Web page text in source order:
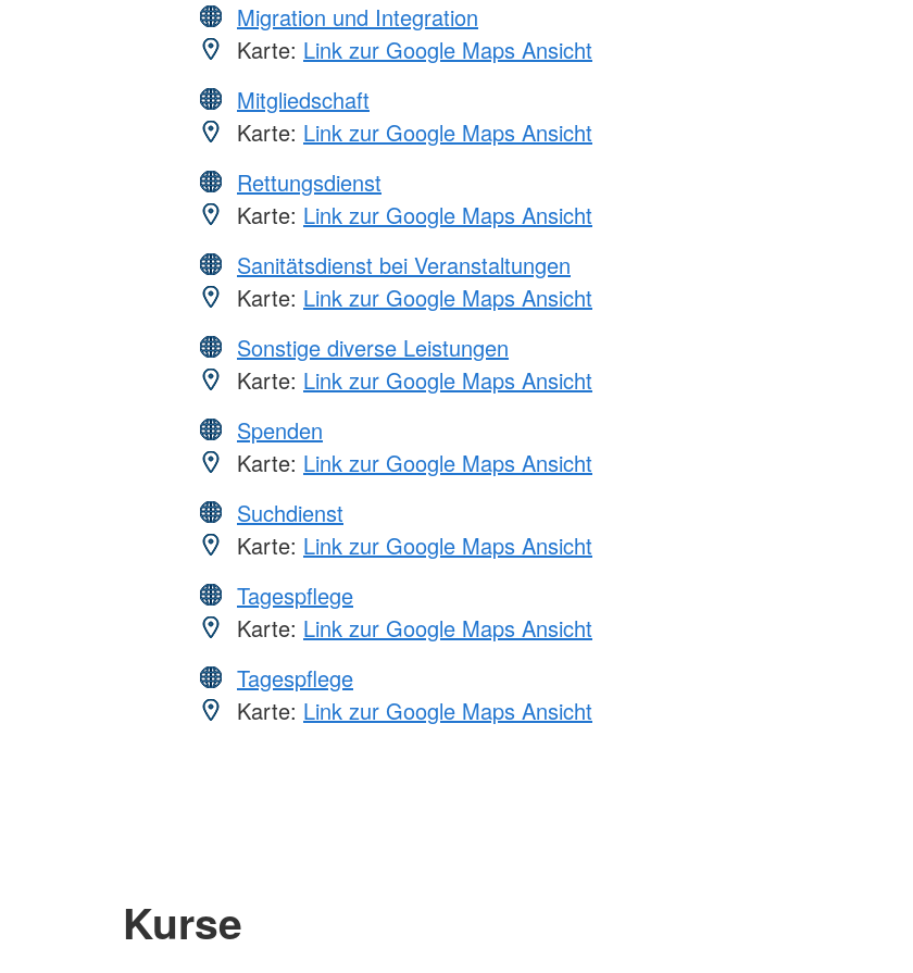
Migration und Integration
Karte: Link zur Google Maps Ansicht
Mitgliedschaft
Karte: Link zur Google Maps Ansicht
Rettungsdienst
Karte: Link zur Google Maps Ansicht
Sanitätsdienst bei Veranstaltungen
Karte: Link zur Google Maps Ansicht
Sonstige diverse Leistungen
Karte: Link zur Google Maps Ansicht
Spenden
Karte: Link zur Google Maps Ansicht
Suchdienst
Karte: Link zur Google Maps Ansicht
Tagespflege
Karte: Link zur Google Maps Ansicht
Tagespflege
Karte: Link zur Google Maps Ansicht
Kurse